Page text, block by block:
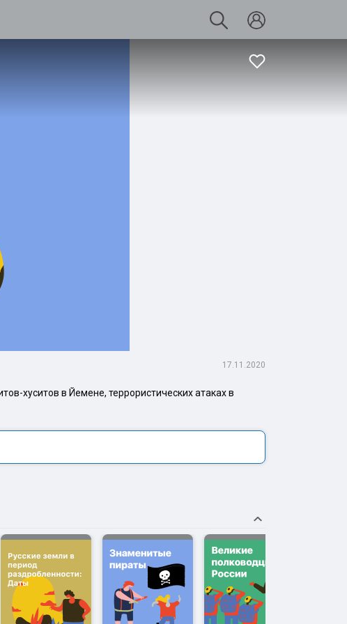
17.11.2020
хуситов в Йемене, террористических атаках в